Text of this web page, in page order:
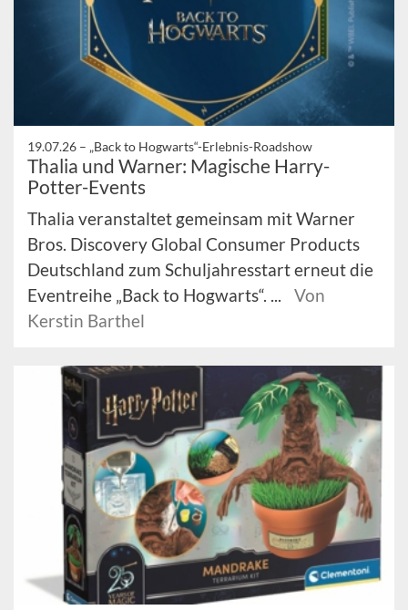
19.07.26 – „Back to Hogwarts“-Erlebnis-Roadshow
Thalia und Warner: Magische Harry-
Potter-Events
Thalia veranstaltet gemeinsam mit Warner
Bros. Discovery Global Consumer Products
Deutschland zum Schuljahresstart erneut die
Eventreihe „Back to Hogwarts“. ...
Von
Kerstin Barthel